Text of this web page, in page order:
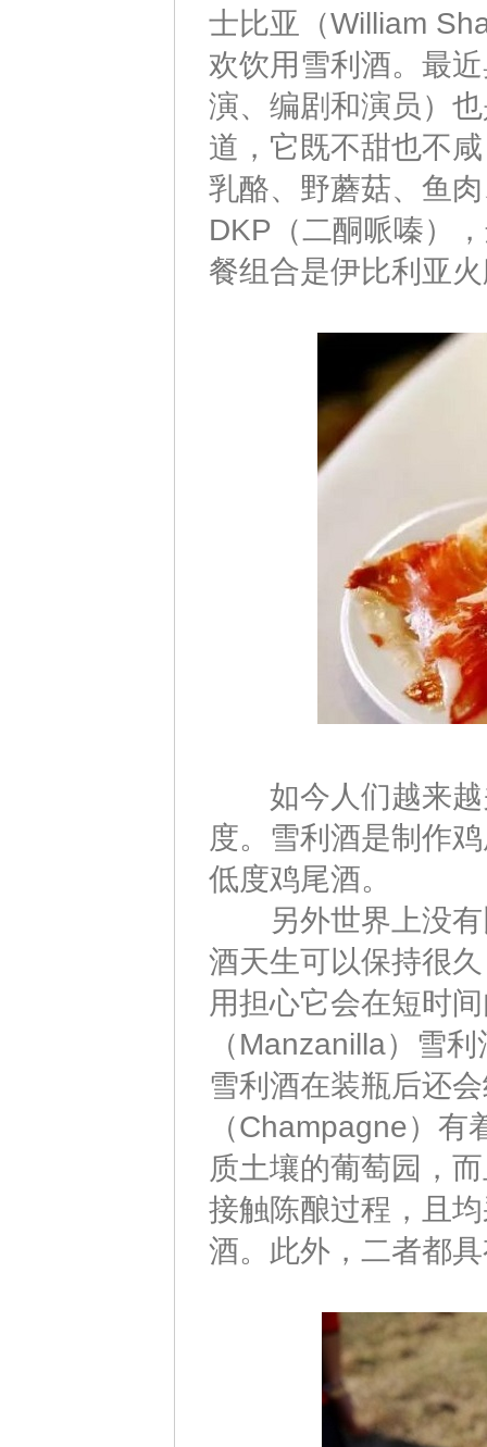
士比亚（William
欢饮用雪利酒。最
演、编剧和演员）
道，它既不甜也不
乳酪、野蘑菇、鱼
DKP（二酮哌嗪）
餐组合是伊比利亚
如今人们越来越
度。雪利酒是制作
低度鸡尾酒。
另外世界上没有
酒天生可以保持很
用担心它会在短时
（Manzanilla）雪
雪利酒在装瓶后还
（Champagne）
质土壤的葡萄园，
接触陈酿过程，且
酒。此外，二者都